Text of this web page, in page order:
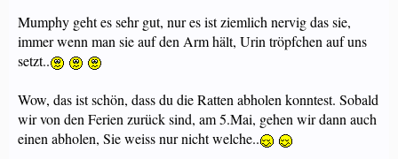
Mumphy geht es sehr gut, nur es ist ziemlich nervig das sie,
immer wenn man sie auf den Arm hält, Urin tröpfchen auf uns
setzt..
Wow, das ist schön, dass du die Ratten abholen konntest. Sobald
wir von den Ferien zurück sind, am 5.Mai, gehen wir dann auch
einen abholen, Sie weiss nur nicht welche..